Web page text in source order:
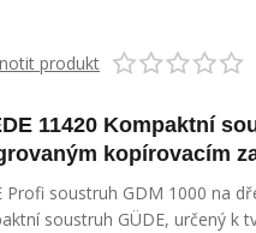
produkt
11420 Kompaktní
kopírovacím
Profi soustruh GDM 1000 na
soustruh GÜDE, určený k